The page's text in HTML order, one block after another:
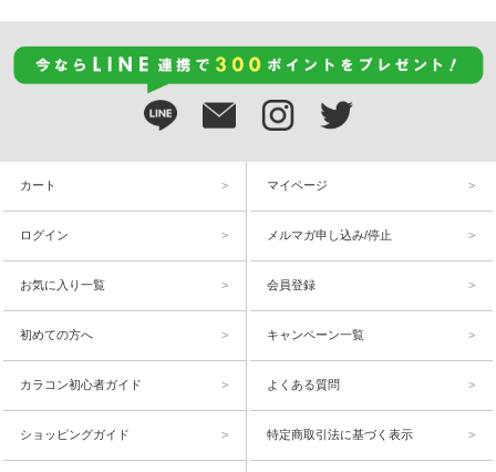
カート マイページ
ログイン メルマガ申し込み/停止
お気に入り一覧 会員登録
初めての方へ キャンペーン一覧
カラコン初心者ガイド よくある質問
ショッピングガイド 特定商取引法に基づく表示